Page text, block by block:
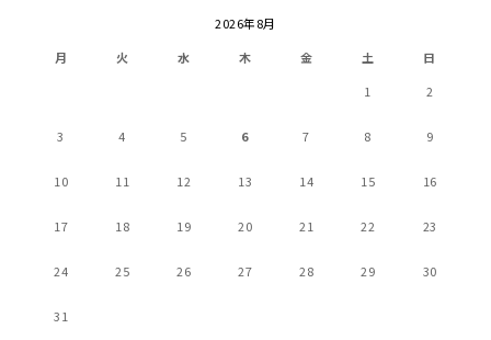
2026年8月
月
火 水 木 金 土
日
1
2
3 4 5 6 7 8 9
10 11 12 13 14 15 16
17 18 19 20 21 22 23
24 25 26 27 28 29 30
31